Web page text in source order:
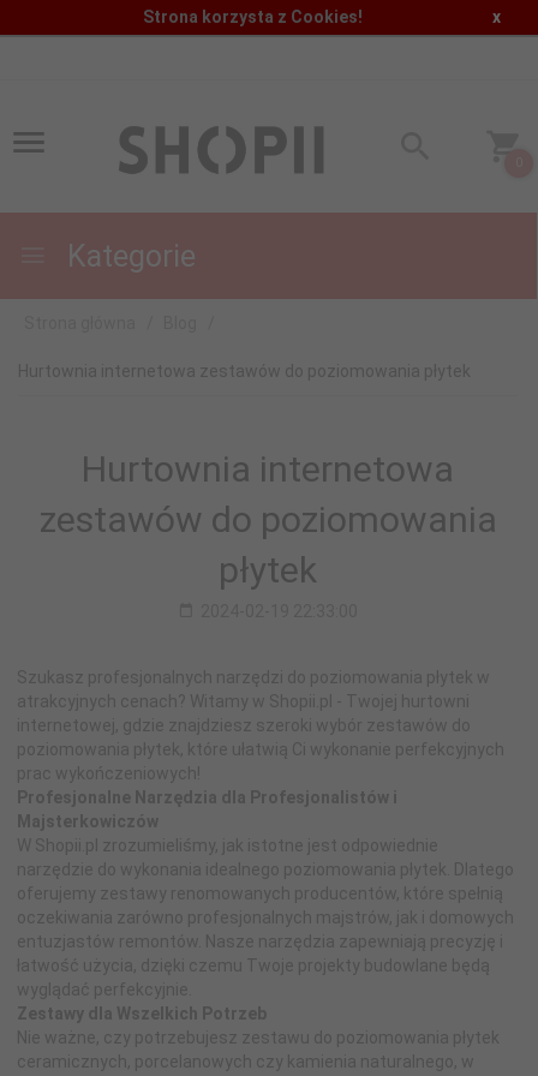
Strona korzysta z Cookies! x
Kategorie
Hurtownia internetowa zestawów do poziomowania płytek
Hurtownia internetowa
zestawów do poziomowania
płytek
Szukasz profesjonalnych narzędzi do poziomowania płytek w
atrakcyjnych cenach? Witamy w Shopii.pl - Twojej hurtowni
internetowej, gdzie znajdziesz szeroki wybór zestawów do
poziomowania płytek, które ułatwią Ci wykonanie perfekcyjnych
prac wykończeniowych!
Profesjonalne Narzędzia dla Profesjonalistów i
Majsterkowiczów
W Shopii.pl zrozumieliśmy, jak istotne jest odpowiednie
narzędzie do wykonania idealnego poziomowania płytek. Dlatego
oferujemy zestawy renomowanych producentów, które spełnią
oczekiwania zarówno profesjonalnych majstrów, jak i domowych
entuzjastów remontów. Nasze narzędzia zapewniają precyzję i
łatwość użycia, dzięki czemu Twoje projekty budowlane będą
wyglądać perfekcyjnie.
Zestawy dla Wszelkich Potrzeb
Nie ważne, czy potrzebujesz zestawu do poziomowania płytek
ceramicznych, porcelanowych czy kamienia naturalnego, w